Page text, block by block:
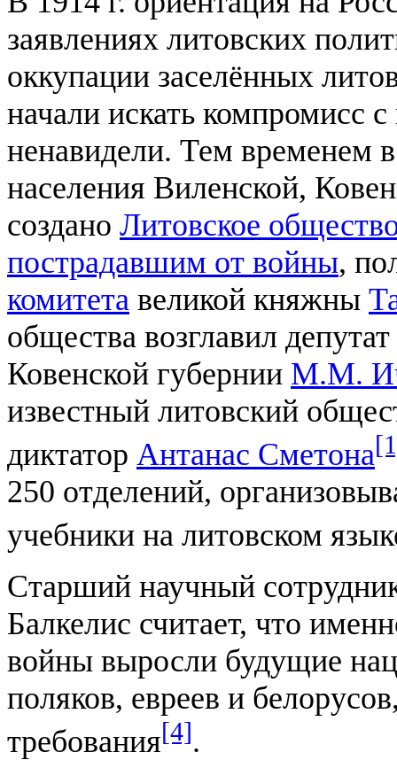
заявлениях литовских
оккупации заселённых
начали искать компромисс
ненавидели. Тем временем
населения Виленской,
создано Литовское
пострадавшим от войны,
комитета великой княжны
общества возглавил
Ковенской губернии М.М.
известный литовский
диктатор Антанас Сметона
250 отделений,
учебники на литовском
Старший научный
Балкелис считает, что
войны выросли будущие
поляков, евреев и
требования[4].